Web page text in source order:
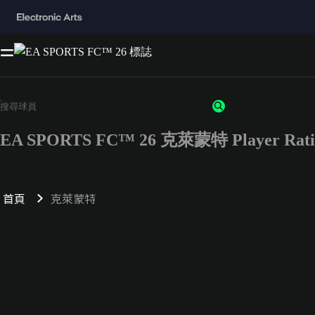
EA SPORTS FC™ 26 克萊蒙特 Player
首頁 克萊蒙特